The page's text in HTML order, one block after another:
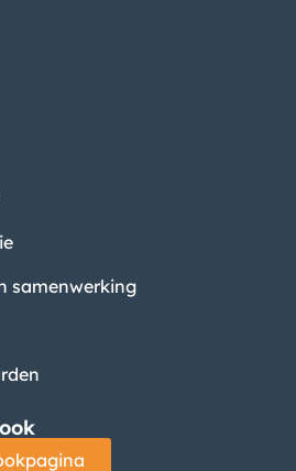
samenwerking